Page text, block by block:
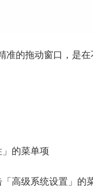
的拖动窗口，是在
的菜单项
高级系统设置」的